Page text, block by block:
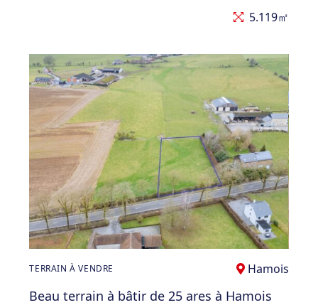
5.119㎡
TERRAIN À VENDRE Hamois
Beau terrain à bâtir de 25 ares à Hamois